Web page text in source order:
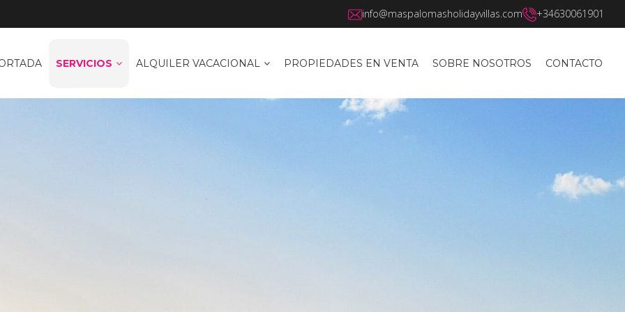
info@maspalomasholidayvillas.com +34630061901
SERVICIOS ALQUILER VACACIONAL PROPIEDADES EN VENTA SOBRE NOSOTROS CONTACTO